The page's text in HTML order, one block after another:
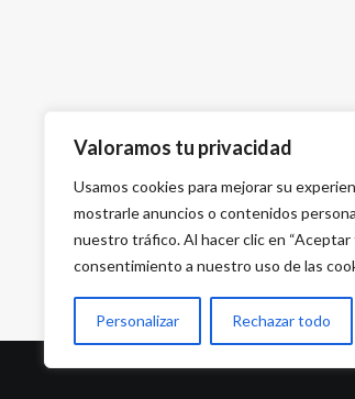
Valoramos tu privacidad
Usamos cookies para mejorar su
mostrarle anuncios o contenidos
nuestro tráfico. Al hacer clic en “Aceptar
consentimiento a nuestro uso de las
Personalizar Rechazar todo